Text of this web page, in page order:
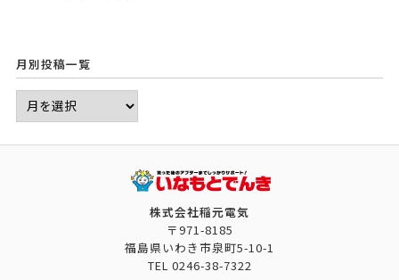
月別投稿一覧
株式会社稲元電気
〒971-8185
福島県いわき市泉町5-10-1
TEL 0246-38-7322